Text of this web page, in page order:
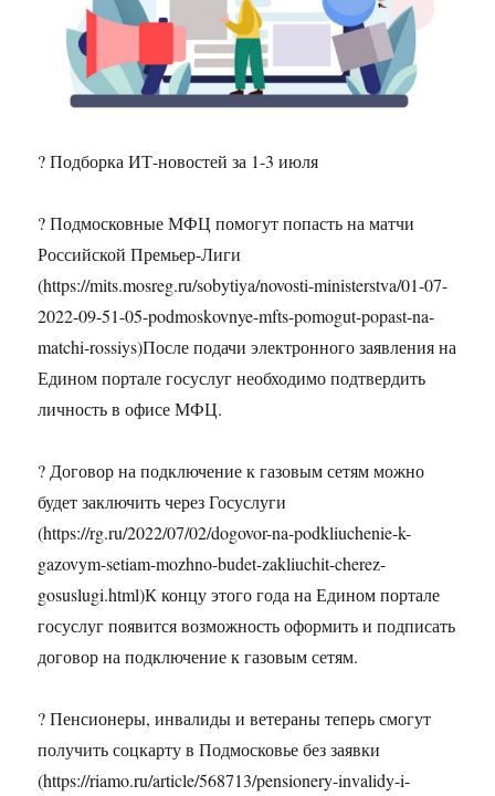
? Подборка ИТ-новостей за 1-3 июля
? Подмосковные МФЦ помогут попасть на матчи
Российской Премьер-Лиги
(https://mits.mosreg.ru/sobytiya/novosti-ministerstva/01-07-
2022-09-51-05-podmoskovnye-mfts-pomogut-popast-na-
matchi-rossiys)После подачи электронного заявления на
Едином портале госуслуг необходимо подтвердить
личность в офисе МФЦ.
? Договор на подключение к газовым сетям можно
будет заключить через Госуслуги
(https://rg.ru/2022/07/02/dogovor-na-podkliuchenie-k-
gazovym-setiam-mozhno-budet-zakliuchit-cherez-
gosuslugi.html)К концу этого года на Едином портале
госуслуг появится возможность оформить и подписать
договор на подключение к газовым сетям.
? Пенсионеры, инвалиды и ветераны теперь смогут
получить соцкарту в Подмосковье без заявки
(https://riamo.ru/article/568713/pensionery-invalidy-i-